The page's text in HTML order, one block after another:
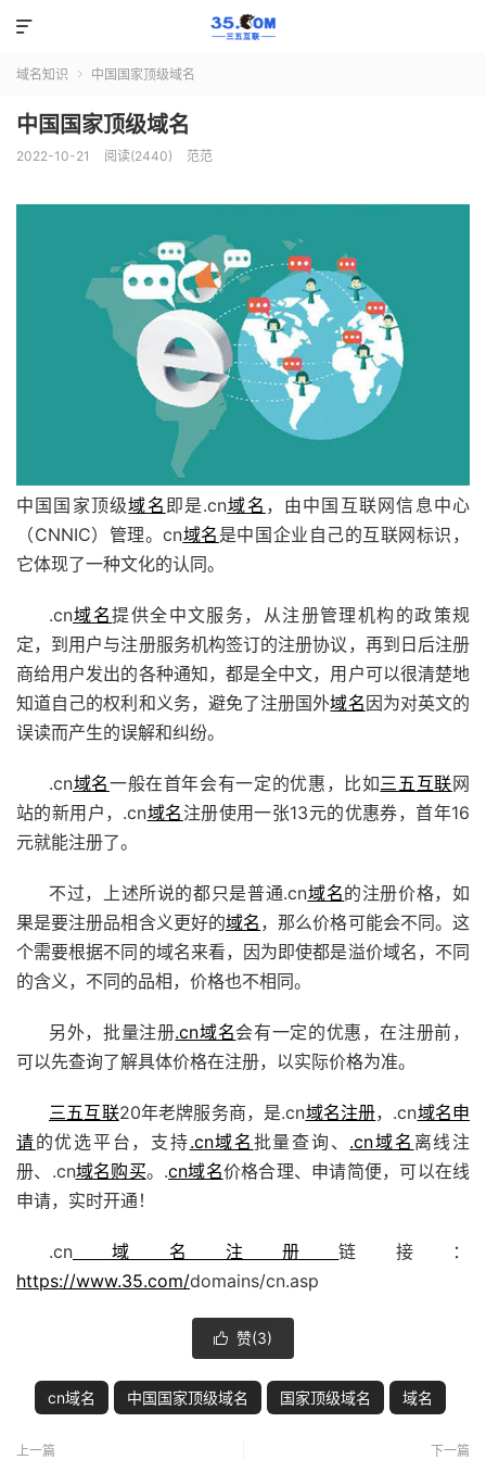

域名知识  中国国家顶级域名
中国国家顶级域名
2022-10-21 阅读(2440) 范范
中国国家顶级域名 即是.cn域名 ，由中国互联网信息中心
（CNNIC）管理。cn域名 是中国企业自己的互联网标识，
它体现了一种文化的认同。
.cn域名提供全中文服务，从注册管理机构的政策规
定，到用户与注册服务机构签订的注册协议，再到日后注册
商给用户发出的各种通知，都是全中文，用户可以很清楚地
知道自己的权利和义务，避免了注册国外域名 因为对英文的
误读而产生的误解和纠纷。
.cn域名一般在首年会有一定的优惠，比如三五互联网
站的新用户，.cn域名 注册使用一张13元的优惠券，首年16
元就能注册了。
不过，上述所说的都只是普通.cn域名的注册价格，如
果是要注册品相含义更好的域名 ，那么价格可能会不同。这
个需要根据不同的域名来看，因为即使都是溢价域名，不同
的含义，不同的品相，价格也不相同。
另外，批量注册.cn域名会有一定的优惠，在注册前，
可以先查询了解具体价格在注册，以实际价格为准。
三五互联20年老牌服务商，是.cn域名注册，.cn域名申
请的优选平台，支持.cn域名 批量查询、 .cn域名 离线注
册、.cn域名购买。.cn域名价格合理、申请简便，可以在线
申请，实时开通！
.cn 域名注册链接：
https://www.35.com/domains/cn.asp
 赞(3)
cn域名 中国国家顶级域名 国家顶级域名 域名
上一篇 下一篇